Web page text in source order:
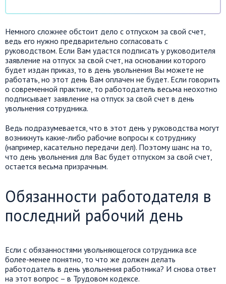
Немного сложнее обстоит дело с отпуском за свой счет,
ведь его нужно предварительно согласовать с
руководством. Если Вам удастся подписать у руководителя
заявление на отпуск за свой счет, на основании которого
будет издан приказ, то в день увольнения Вы можете не
работать, но этот день Вам оплачен не будет. Если говорить
о современной практике, то работодатель весьма неохотно
подписывает заявление на отпуск за свой счет в день
увольнения сотрудника.
Ведь подразумевается, что в этот день у руководства могут
возникнуть какие-либо рабочие вопросы к сотруднику
(например, касательно передачи дел). Поэтому шанс на то,
что день увольнения для Вас будет отпуском за свой счет,
остается весьма призрачным.
Обязанности работодателя в
последний рабочий день
Если с обязанностями увольняющегося сотрудника все
более-менее понятно, то что же должен делать
работодатель в день увольнения работника? И снова ответ
на этот вопрос – в Трудовом кодексе.